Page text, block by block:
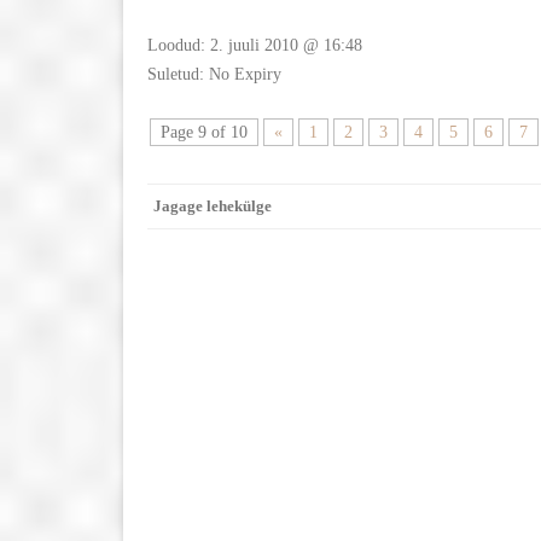
Loodud: 2. juuli 2010 @ 16:48
Suletud: No Expiry
Page 9 of 10 « 1 2 3 4 5 6 7
Jagage lehekülge